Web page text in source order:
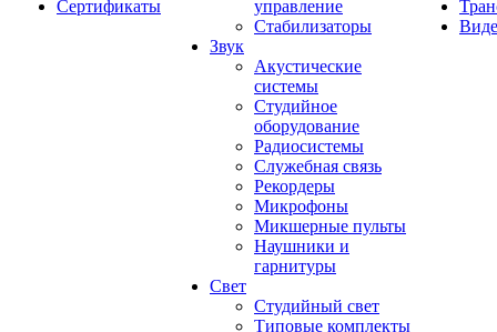
Сертификаты
управление
Стабилизаторы
Звук
Акустические
системы
Студийное
оборудование
Радиосистемы
Служебная связь
Рекордеры
Микрофоны
Микшерные пульты
Наушники и
гарнитуры
Свет
Студийный свет
Типовые комплекты